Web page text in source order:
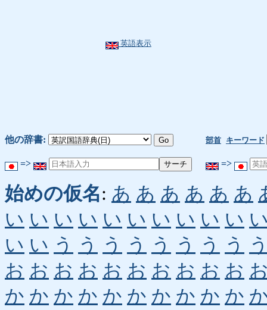
英語表示
他の辞書: 部首 キーワード
=> =>
始めの仮名: あ あ あ あ あ あ
い い い い い い い い い い
い い う う う う う う う う
お お お お お お お お お お
か か か か か か か か か か